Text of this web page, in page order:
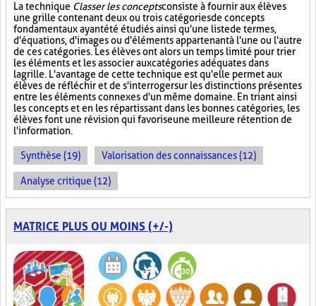
La technique Classer les conceptsconsiste à fournir aux élèves
une grille contenant deux ou trois catégories de concepts
fondamentaux ayant été étudiés ainsi qu'une liste de termes,
d'équations, d'images ou d'éléments appartenant à l'une ou l'autre
de ces catégories. Les élèves ont alors un temps limité pour trier
les éléments et les associer aux catégories adéquates dans
la grille. L'avantage de cette technique est qu'elle permet aux
élèves de réfléchir et de s'interroger sur les distinctions présentes
entre les éléments connexes d'un même domaine. En triant ainsi
les concepts et en les répartissant dans les bonnes catégories, les
élèves font une révision qui favorise une meilleure rétention de
l'information.
Synthèse (19) Valorisation des connaissances (12)
Analyse critique (12)
MATRICE PLUS OU MOINS (+/-)